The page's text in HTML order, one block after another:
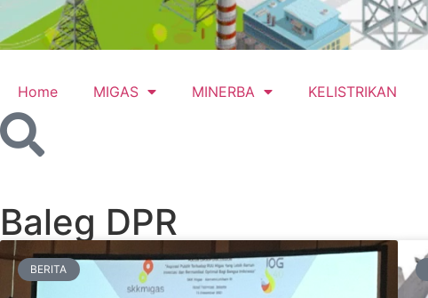
Home MIGAS MINERBA KELISTRIKAN
Baleg DPR
BERITA